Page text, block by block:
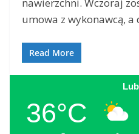
umowa z wykonawcą, a
Read More
36°C